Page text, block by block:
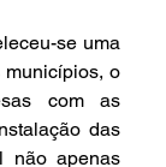
se uma
municípios, o
com as
das
não apenas